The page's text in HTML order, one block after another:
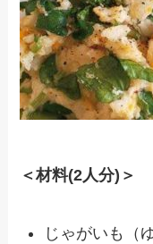
＜材料(2人分)＞
じゃがいも（